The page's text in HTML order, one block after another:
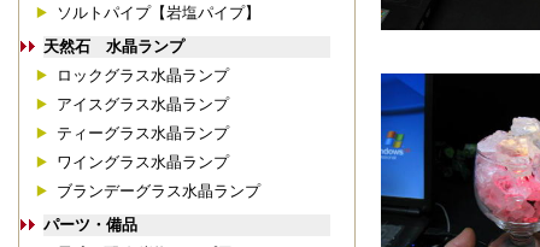
ソルトパイプ【岩塩パイプ】
天然石 水晶ランプ
ロックグラス水晶ランプ
アイスグラス水晶ランプ
ティーグラス水晶ランプ
ワイングラス水晶ランプ
ブランデーグラス水晶ランプ
パーツ・備品